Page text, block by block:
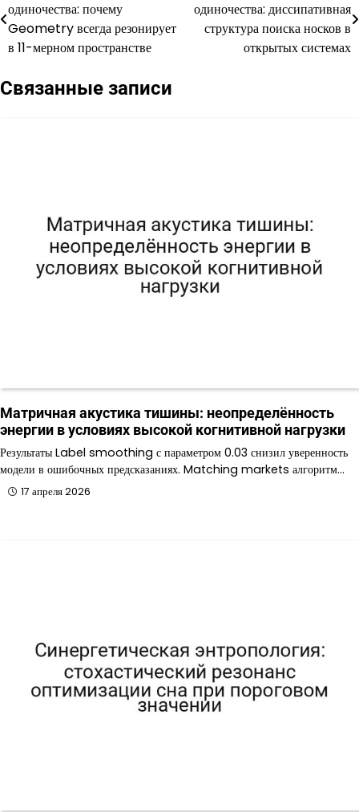
по
записям
одиночества: почему
Geometry всегда резонирует
в 11-мерном пространстве
одиночества: диссипативная
структура поиска носков в
открытых системах
Связанные записи
Матричная акустика тишины: неопределённость
энергии в условиях высокой когнитивной нагрузки
Результаты Label smoothing с параметром 0.03 снизил уверенность
модели в ошибочных предсказаниях. Matching markets алгоритм…
17 апреля 2026